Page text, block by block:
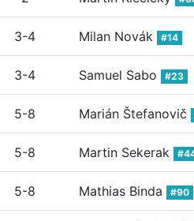
3-4 Milan Novák #14
3-4 Samuel Sabo #23
5-8 Marián Štefanovič
5-8 Martin Sekerak
5-8 Mathias Binda #90